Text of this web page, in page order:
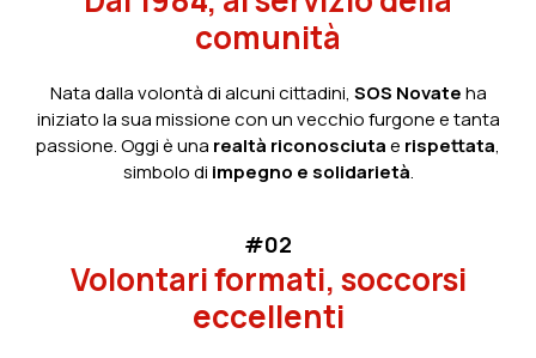
comunità
Nata dalla volontà di alcuni cittadini, SOS Novateha
iniziato la sua missione con un vecchio furgone e tanta
passione. Oggi è una realtà riconosciutae rispettata,
simbolo di impegno e solidarietà.
#02
Volontari formati, soccorsi
eccellenti